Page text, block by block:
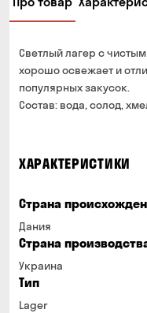
Светлый лагер с
хорошо освежает и
популярных закусок.
Состав: вода, солод,
ХАРАКТЕРИСТИКИ
Страна
Дания
Страна
Украина
Тип
Lager